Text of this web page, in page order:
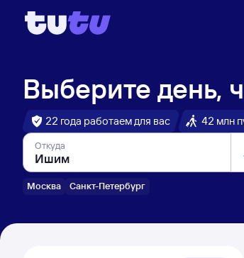
Выберите день,
22 года работаем для вас 42 млн
Откуда
Москва Санкт-Петербург